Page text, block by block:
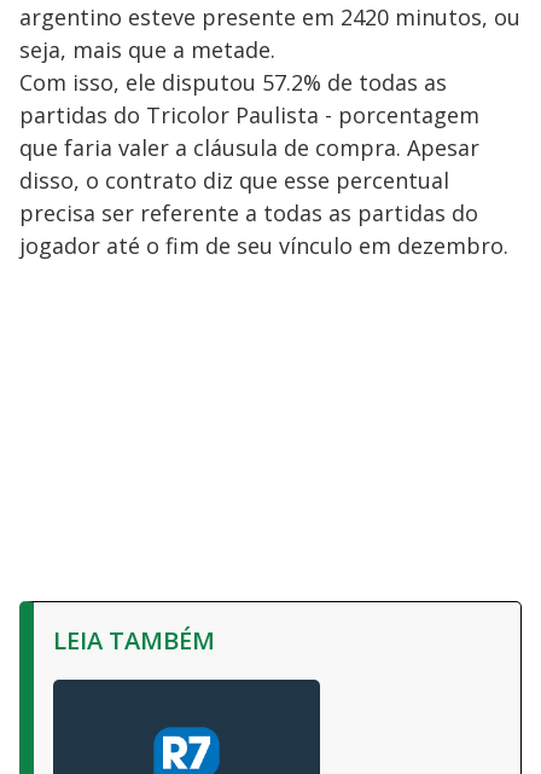
argentino esteve presente em 2420 minutos, ou
seja, mais que a metade.
Com isso, ele disputou 57.2% de todas as
partidas do Tricolor Paulista - porcentagem
que faria valer a cláusula de compra. Apesar
disso, o contrato diz que esse percentual
precisa ser referente a todas as partidas do
jogador até o fim de seu vínculo em dezembro.
LEIA TAMBÉM